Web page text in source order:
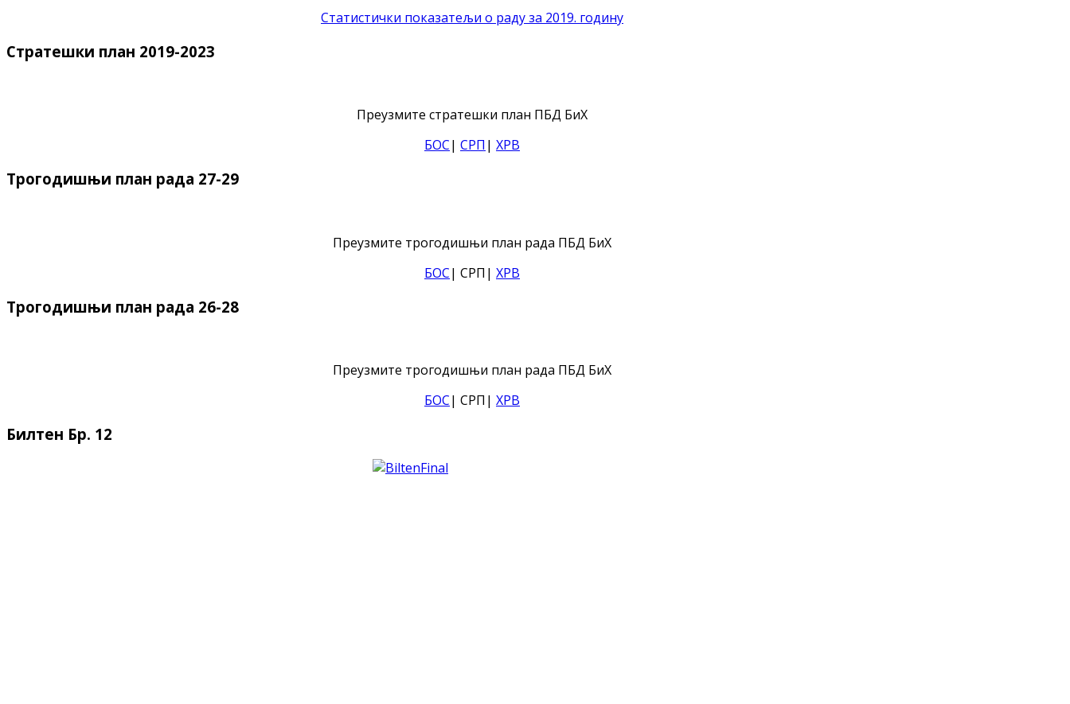
Статистички показатељи о раду за 2019. годину
Стратешки план 2019-2023
Преузмите стратешки план ПБД БиХ
БОС| СРП | ХРВ
Трогодишњи план рада 27-29
Преузмите трогодишњи план рада ПБД БиХ
БОС| СРП| ХРВ
Трогодишњи план рада 26-28
Преузмите трогодишњи план рада ПБД БиХ
БОС| СРП| ХРВ
Билтен Бр. 12